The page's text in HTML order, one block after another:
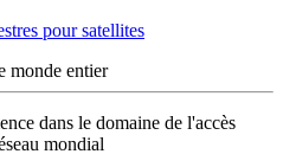
pour satellites
monde entier
dans le domaine de l'accès
mondial